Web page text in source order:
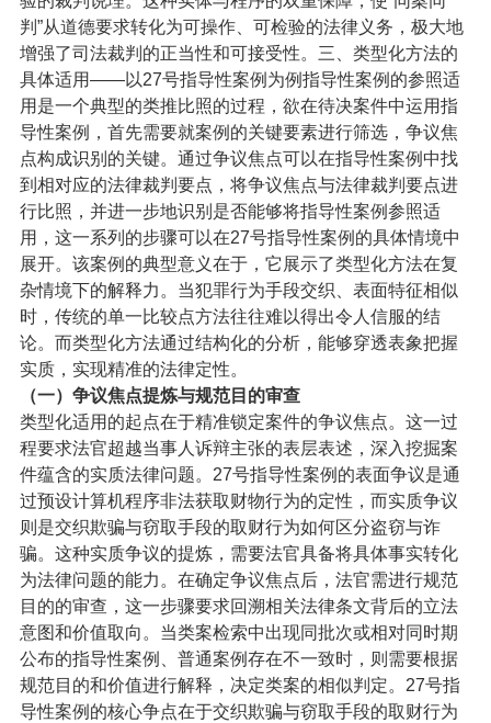
判”从道德要求转化为可操作、可检验的法律义务，极大地
增强了司法裁判的正当性和可接受性。 三、类型化方法的
具体适用——以27号指导性案例为例指导性案例的参照适
用是一个典型的类推比照的过程，欲在待决案件中运用指
导性案例，首先需要就案例的关键要素进行筛选，争议焦
点构成识别的关键。通过争议焦点可以在指导性案例中找
到相对应的法律裁判要点，将争议焦点与法律裁判要点进
行比照，并进一步地识别是否能够将指导性案例参照适
用，这一系列的步骤可以在27号指导性案例的具体情境中
展开。该案例的典型意义在于，它展示了类型化方法在复
杂情境下的解释力。当犯罪行为手段交织、表面特征相似
时，传统的单一比较点方法往往难以得出令人信服的结
论。而类型化方法通过结构化的分析，能够穿透表象把握
实质，实现精准的法律定性。
（一） 争议焦点提炼与规范目的审查
类型化适用的起点在于精准锁定案件的争议焦点。这一过
程要求法官超越当事人诉辩主张的表层表述，深入挖掘案
件蕴含的实质法律问题。27号指导性案例的表面争议是通
过预设计算机程序非法获取财物行为的定性，而实质争议
则是交织欺骗与窃取手段的取财行为如何区分盗窃与诈
骗。这种实质争议的提炼，需要法官具备将具体事实转化
为法律问题的能力。在确定争议焦点后，法官需进行规范
目的的审查，这一步骤要求回溯相关法律条文背后的立法
意图和价值取向。当类案检索中出现同批次或相对同时期
公布的指导性案例、普通案例存在不一致时，则需要根据
规范目的和价值进行解释，决定类案的相似判定。 27号指
导性案例的核心争点在于交织欺骗与窃取手段的取财行为